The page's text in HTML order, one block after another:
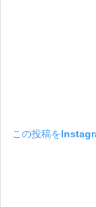
この投稿を